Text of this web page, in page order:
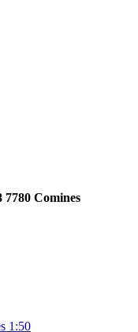
7780 Comines
1:50